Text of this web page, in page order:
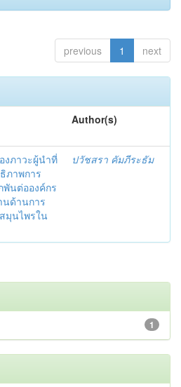
previous 1 next
Author(s)
งภาวะผู้นำที่
ภาพการ
นต่อองค์กร
นด้านการ
มุนไพรใน
ปวัชสรา คัมภีระธัม
1